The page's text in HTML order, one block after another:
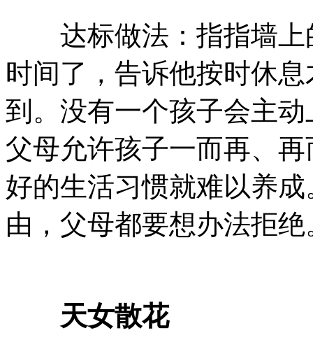
达标做法：指指墙上
时间了，告诉他按时休
到。没有一个孩子会主
父母允许孩子一而再、
好的生活习惯就难以养
由，父母都要想办法拒绝
天女散花